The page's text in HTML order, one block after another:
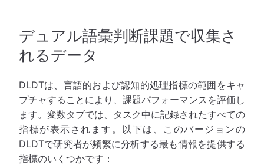
デュアル語彙判断課題で収集さ
れるデータ
DLDTは、言語的および認知的処理指標の範囲をキャ
プチャすることにより、課題パフォーマンスを評価し
ます。変数タブでは、タスク中に記録されたすべての
指標が表示されます。以下は、このバージョンの
DLDTで研究者が頻繁に分析する最も情報を提供する
指標のいくつかです：